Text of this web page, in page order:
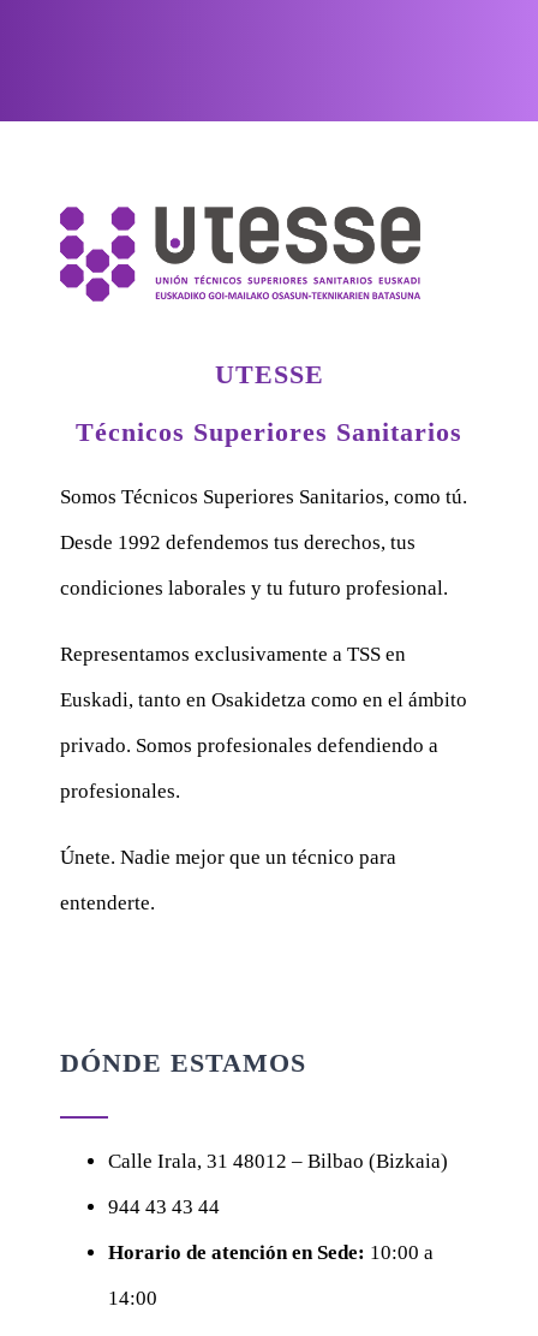
UTESSE
Técnicos Superiores Sanitarios
Somos Técnicos Superiores Sanitarios, como tú.
Desde 1992 defendemos tus derechos, tus
condiciones laborales y tu futuro profesional.
Representamos exclusivamente a TSS en
Euskadi, tanto en Osakidetza como en el ámbito
privado. Somos profesionales defendiendo a
profesionales.
Únete. Nadie mejor que un técnico para
entenderte.
DÓNDE ESTAMOS
Calle Irala, 31 48012 – Bilbao (Bizkaia)
944 43 43 44
Horario de atención en Sede: 10:00 a
14:00